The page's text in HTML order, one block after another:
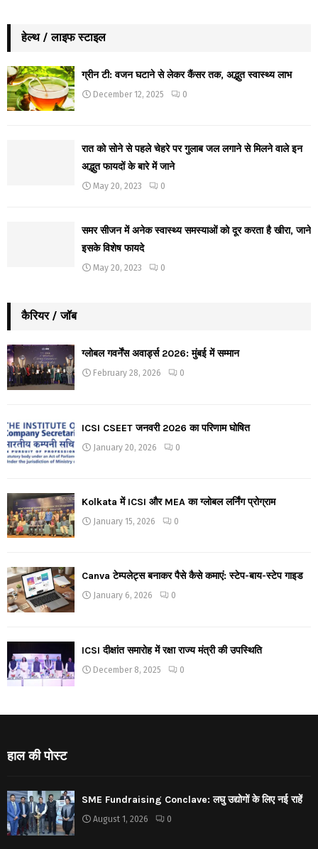
हेल्थ / लाइफ स्टाइल
ग्रीन टी: वजन घटाने से लेकर कैंसर तक, अद्भुत स्वास्थ्य लाभ
December 12, 2025 0
रात को सोने से पहले चेहरे पर गुलाब जल लगाने से मिलने वाले इन
अद्भुत फायदों के बारे में जाने
May 20, 2023 0
समर सीजन में अनेक स्वास्थ्य समस्याओं को दूर करता है खीरा, जाने
इसके विशेष फायदे
May 20, 2023 0
कैरियर / जॉब
ग्लोबल गवर्नेंस अवार्ड्स 2026: मुंबई में सम्मान
February 28, 2026 0
ICSI CSEET जनवरी 2026 का परिणाम घोषित
January 20, 2026 0
Kolkata में ICSI और MEA का ग्लोबल लर्निंग प्रोग्राम
January 15, 2026 0
Canva टेम्पलेट्स बनाकर पैसे कैसे कमाएं: स्टेप-बाय-स्टेप गाइड
January 6, 2026 0
ICSI दीक्षांत समारोह में रक्षा राज्य मंत्री की उपस्थिति
December 8, 2025 0
हाल की पोस्ट
SME Fundraising Conclave: लघु उद्योगों के लिए नई राहें
August 1, 2026 0